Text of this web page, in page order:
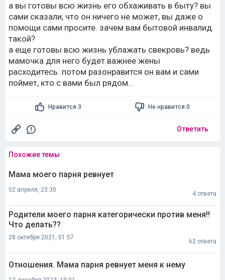
а вы готовы всю жизнь его обхаживать в быту? вы
сами сказали, что он ничего не может, вы даже о
помощи сами просите. зачем вам бытовой инвалид
такой?
а еще готовы всю жизнь ублажать свекровь? ведь
мамочка для него будет важнее жены
расходитесь. потом разонравится он вам и сами
поймет, кто с вами был рядом…
Нравится 3 Не нравится 0
Ответить
Похожие темы
Мама моего парня ревнует
02 апреля, 23:30
4 ответа
Родители моего парня категорически против меня!!
Что делать??
28 октября 2021, 01:57
62 ответа
Отношения. Мама парня ревнует меня к нему